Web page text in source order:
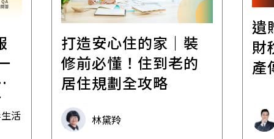
活
打造安心住的家｜裝
修前必懂！住到老的
居住規劃全攻略
林黛羚
遺
財
產